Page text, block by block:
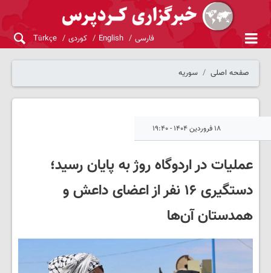
فارسی English کوردی Türkçe
صفحه اصلی سوریه
۱۸ فروردین ۱۴۰۴ - ۱۹:۴۰
عملیات در اردوگاه روژ به پایان رسید؛
دستگیری ۱۶ نفر از اعضای داعش و
همدستان آن‌ها